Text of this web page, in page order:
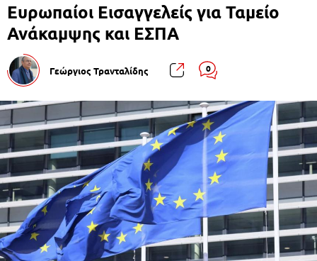
Ευρωπαίοι Εισαγγελείς για Ταμείο
Ανάκαμψης και ΕΣΠΑ
Γεώργιος Τρανταλίδης 0